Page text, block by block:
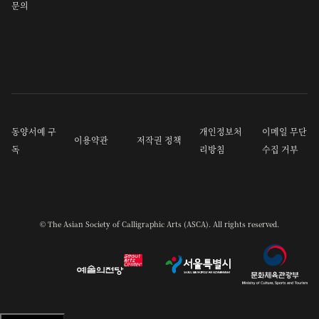
문의
동양서예 구
독
이용약관 저작권 정책
개인정보처
리방침
이메일 무단
수집 거부
© The Asian Society of Calligraphic Arts (ASCA). All rights reserved.